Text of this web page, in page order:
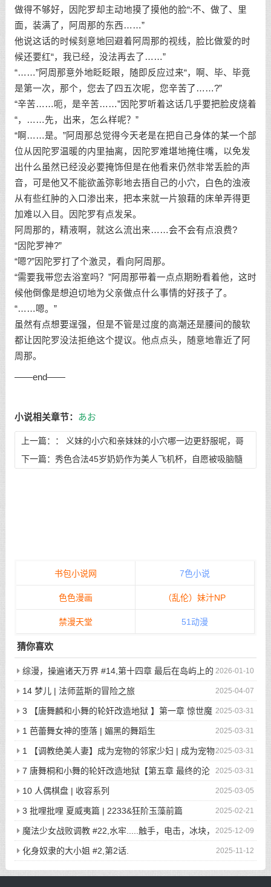
做得不够好，因陀罗却主动地摸了摸他的脸“:不、做了、里
面，装满了，阿周那的东西……”
他说这话的时候刻意地回避着阿周那的视线，脸比做爱的时
候还要红“，我已经，没法再去了……”
“……”阿周那意外地眨眨眼，随即反应过来“，啊、毕、毕竟
是第一次，那个，您去了四五次呢，您辛苦了……?”
“辛苦……呃，是辛苦……”因陀罗听着这话几乎要把脸皮烧着
“，……先，出来，怎么样呢？”
“啊……是。”阿周那总觉得今天老是在把自己身体的某一个部
位从因陀罗温暖的内里抽离，因陀罗难堪地掩住嘴，以免发
出什么虽然已经没必要掩饰但是在他看来仍然非常丢脸的声
音，可是他又不能欲盖弥彰地去捂自己的小穴，白色的浊液
从有些红肿的入口渗出来，把本来就一片狼藉的床单弄得更
加难以入目。因陀罗有点发呆。
阿周那的，精液啊，就这么流出来……会不会有点浪费?
“因陀罗神?”
“嗯?”因陀罗打了个激灵，看向阿周那。
“需要我带您去浴室吗？”阿周那带着一点点期盼看着他，这时
候他倒像是想迫切地为父亲做点什么事情的好孩子了。
“……嗯。”
虽然有点想要逞强，但是不管是过度的高潮还是腰间的酸软
都让因陀罗没法拒绝这个提议。他点点头，随意地靠近了阿
周那。
——end——
小说相关章节： あお
上一篇：： 义妹的小穴和亲妹妹的小穴哪一边更舒服呢，哥
哥❤~萝莉百合妹妹的雌竞！到底谁才能让最爱的哥哥更舒
下一篇： 秀色合法45岁奶奶作为美人飞机杯，自愿被吸脑髓
书包小说网 7色小说
色色漫画 （乱伦）妹汁NP
禁漫天堂 51动漫
猜你喜欢
2026-01-10
综漫，操遍诸天万界 #14,第十四章 最后在岛屿上的
狂欢派对
2025-04-07
14 梦儿 | 法师蓝斯的冒险之旅
2025-03-31
3 【唐舞麟和小舞的轮奸改造地狱 】第一章 惊世魔
王现身 | 斗罗大陆同人
2025-03-31
1 芭蕾舞女神的堕落 | 媚黑的舞蹈生
2025-03-31
1 【调教绝美人妻】成为宠物的邻家少妇 | 成为宠物
的邻家少妇
2025-03-31
7 唐舞桐和小舞的轮奸改造地狱【第五章 最终的沦
陷】 | 斗罗大陆同人
2025-03-05
10 人偶棋盘 | 收容系列
2025-02-21
3 批哩批哩 夏威夷篇 | 2233&狂阶玉藻前篇
2025-12-09
魔法少女战败调教 #22,水牢.....触手，电击，冰块，
高潮寸止.....我在干什么啊我
2025-11-12
化身奴隶的大小姐 #2,第2话.